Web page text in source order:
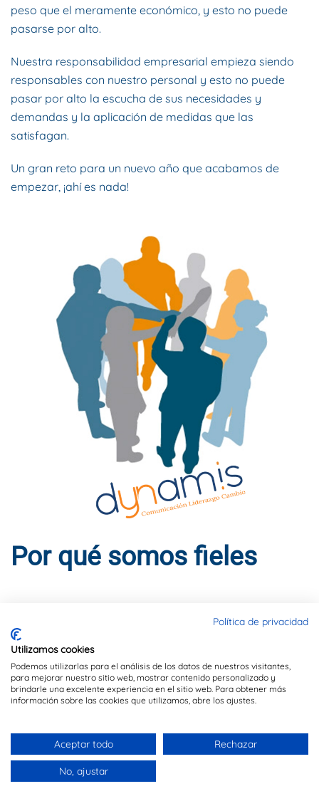
peso que el meramente económico, y esto no puede
pasarse por alto.
Nuestra responsabilidad empresarial empieza siendo
responsables con nuestro personal y esto no puede
pasar por alto la escucha de sus necesidades y
demandas y la aplicación de medidas que las
satisfagan.
Un gran reto para un nuevo año que acabamos de
empezar, ¡ahí es nada!
Por qué somos fieles
La IV Encuesta Adecco sobre la Felicidad en el trabajo,
revela que las dos profesiones en las que los
trabajadores que las desempeñan son más felices son:
• Los cuerpos y fuerzas del orden (92,59%).
Asimismo, dicha encuesta revela que los dos factores
Política de privacidad
Utilizamos cookies
Podemos utilizarlas para el análisis de los datos de nuestros visitantes,
para mejorar nuestro sitio web, mostrar contenido personalizado y
brindarle una excelente experiencia en el sitio web. Para obtener más
información sobre las cookies que utilizamos, abre los ajustes.
Aceptar todo Rechazar
No, ajustar